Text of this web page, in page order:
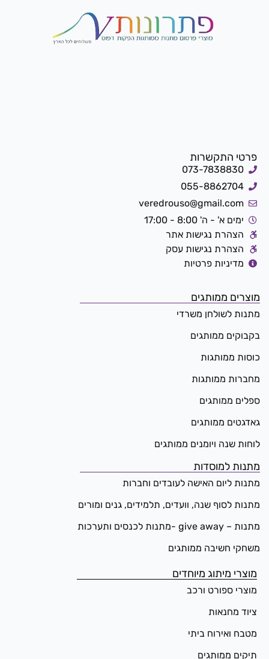
מוצרים ממותגים
מתנות לשולחן משרדי
בקבוקים ממותגים
כוסות ממותגות
מחברות ממותגות
ספלים ממותגים
גאדגטים ממותגים
לוחות שנה ויומנים ממותגים
מתנות למוסדות
מתנות ליום האישה לעובדים וחברות
מתנות לסוף שנה, וועדים, תלמידים, גנים ומורים
מתנות – give away -מתנות לכנסים ותערכות
משחקי חשיבה ממותגים
מוצרי מיתוג מיוחדים
מוצרי ספורט ורכב
ציוד מחנאות
מטבח ואירוח ביתי
תיקים ממותגים
פרטי התקשרות
073-7838830
055-8862704
veredrouso@gmail.com
ימים א' - ה' 8:00 - 17:00
הצהרת נגישות אתר
הצהרת נגישות עסק
מדיניות פרטיות